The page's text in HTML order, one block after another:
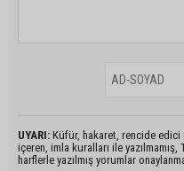
UYARI: Küfür, hakaret, rencide edici
içeren, imla kuralları ile
harflerle yazılmış yorumlar